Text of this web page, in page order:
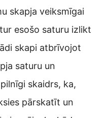
skapja veiksmīgai
esošo saturu izlikt
skapi atbrīvojot
saturu un
skaidrs, ka,
pārskatīt un